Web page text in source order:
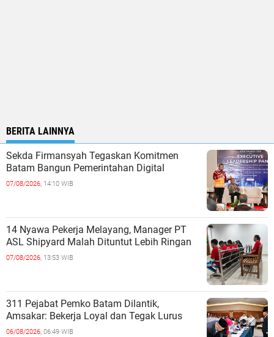
BERITA LAINNYA
Sekda Firmansyah Tegaskan Komitmen
Batam Bangun Pemerintahan Digital
07/08/2026, 14:10 WIB
14 Nyawa Pekerja Melayang, Manager PT
ASL Shipyard Malah Dituntut Lebih Ringan
07/08/2026, 13:53 WIB
311 Pejabat Pemko Batam Dilantik,
Amsakar: Bekerja Loyal dan Tegak Lurus
06/08/2026, 06:49 WIB